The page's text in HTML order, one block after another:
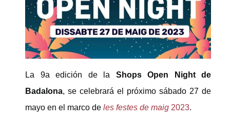
La 9a edición de la Shops Open Night de
Badalona, se celebrará el próximo sábado 27 de
mayo en el marco de les festes de maig 2023.